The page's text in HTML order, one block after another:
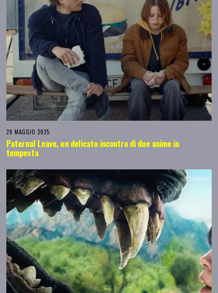
29 MAGGIO 2025
Paternal Leave, un delicato incontro di due anime in
tempesta